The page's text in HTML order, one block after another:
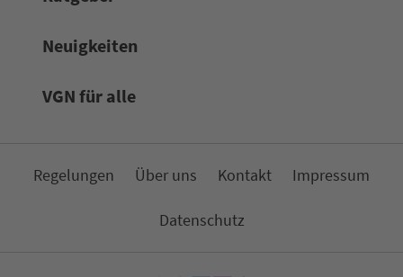
Neuigkeiten
VGN für alle
Re­ge­lungen Über uns Kon­takt Impressum
Da­ten­schutz